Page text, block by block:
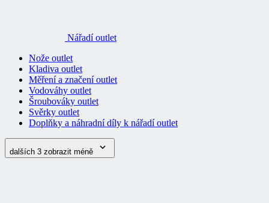
Nářadí outlet
Nože outlet
Kladiva outlet
Měření a značení outlet
Vodováhy outlet
Šroubováky outlet
Svěrky outlet
Doplňky a náhradní díly k nářadí outlet
dalších 3 zobrazit méně